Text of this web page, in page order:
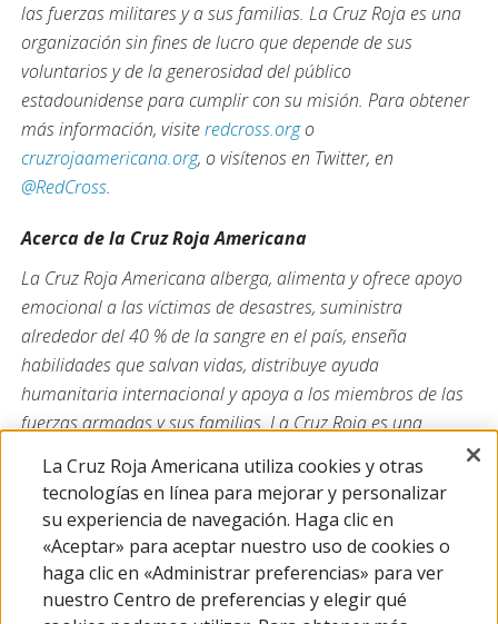
las fuerzas militares y a sus familias. La Cruz Roja es una
organización sin fines de lucro que depende de sus
voluntarios y de la generosidad del público
estadounidense para cumplir con su misión. Para obtener
más información, visiteredcross.orgo
cruzrojaamericana.org, o visítenos en Twitter, en
@RedCross.
Acerca de la Cruz Roja Americana
La Cruz Roja Americana alberga, alimenta y ofrece apoyo
emocional a las víctimas de desastres, suministra
alrededor del 40 % de la sangre en el país, enseña
habilidades que salvan vidas, distribuye ayuda
humanitaria internacional y apoya a los miembros de las
fuerzas armadas y sus familias. La Cruz Roja es una
voluntarios y de la generosidad del pueblo estadounidense
para cumplir su misión. Para obtener más información,
visiteredcross.orgoCruzRojaAmericana.org, o síganos en
las redes sociales.
La Cruz Roja Americana utiliza cookies y otras
tecnologías en línea para mejorar y personalizar
su experiencia de navegación. Haga clic en
«Aceptar» para aceptar nuestro uso de cookies o
haga clic en «Administrar preferencias» para ver
nuestro Centro de preferencias y elegir qué